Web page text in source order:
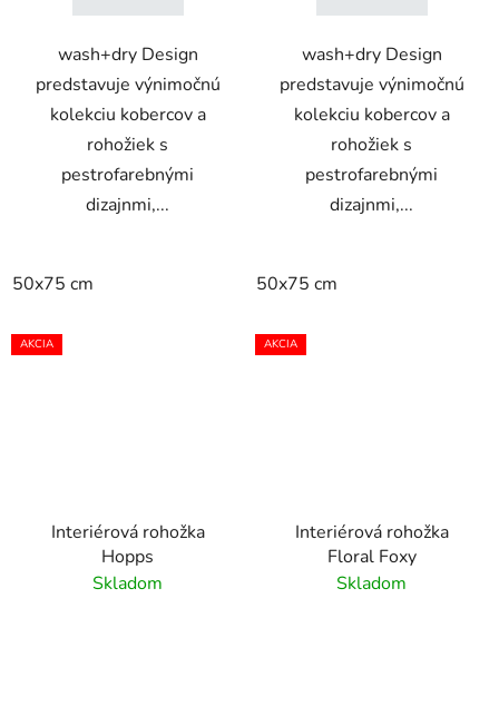
wash+dry Design
predstavuje výnimočnú
kolekciu kobercov a
rohožiek s
pestrofarebnými
dizajnmi,...
50x75 cm
wash+dry Design
predstavuje výnimočnú
kolekciu kobercov a
rohožiek s
pestrofarebnými
dizajnmi,...
50x75 cm
AKCIA
Interiérová rohožka
Hopps
Skladom
AKCIA
Interiérová rohožka
Floral Foxy
Skladom